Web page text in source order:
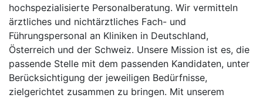
hochspezialisierte Personalberatung. Wir vermitteln
ärztliches und nichtärztliches Fach- und
Führungspersonal an Kliniken in Deutschland,
Österreich und der Schweiz. Unsere Mission ist es, die
passende Stelle mit dem passenden Kandidaten, unter
Berücksichtigung der jeweiligen Bedürfnisse,
zielgerichtet zusammen zu bringen. Mit unserem